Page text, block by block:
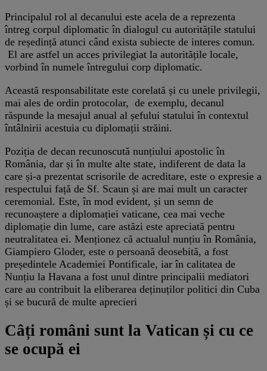
Principalul rol al decanului este acela de a reprezenta
întreg corpul diplomatic în dialogul cu autoritățile statului
de reședință atunci când exista subiecte de interes comun.
El are astfel un acces privilegiat la autoritățile locale,
vorbind în numele întregului corp diplomatic.
Această responsabilitate este corelată și cu unele privilegii,
mai ales de ordin protocolar, de exemplu, decanul
răspunde la mesajul anual al șefului statului în contextul
întâlnirii acestuia cu diplomații străini.
Poziția de decan recunoscută nunțiului apostolic în
România, dar și în multe alte state, indiferent de data la
care și-a prezentat scrisorile de acreditare, este o expresie a
respectului față de Sf. Scaun și are mai mult un caracter
ceremonial. Este, în mod evident, și un semn de
recunoaștere a diplomației vaticane, cea mai veche
diplomație din lume, care astăzi este apreciată pentru
neutralitatea ei. Menționez că actualul nunțiu în România,
Giampiero Gloder, este o persoană deosebită, a fost
președintele Academiei Pontificale, iar în calitatea de
Nunțiu la Havana a fost unul dintre principalii mediatori
care au contribuit la eliberarea deținuților politici din Cuba
și se bucură de multe aprecieri
Câți români sunt la Vatican și cu ce
se ocupă ei